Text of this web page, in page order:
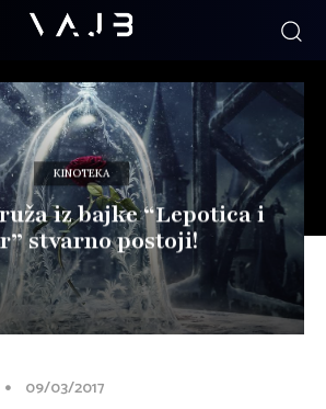
KINOTEKA
iz bajke “Lepotica i
stvarno postoji!
09/03/2017